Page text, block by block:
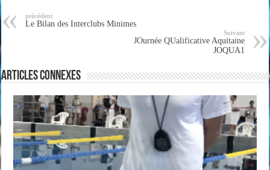
précédent
Le Bilan des Interclubs Minimes
Suivant
JOurnée QUalificative Aquitaine
JOQUA1
Articles connexes